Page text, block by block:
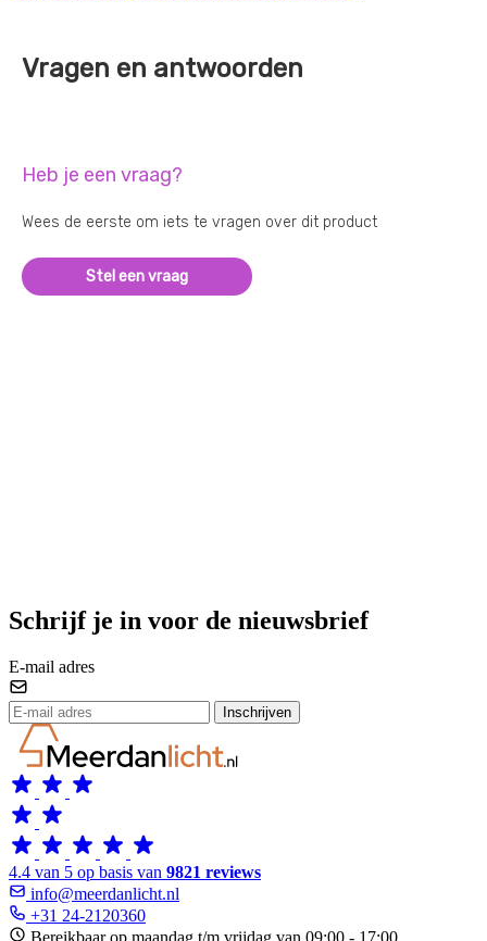
Vragen en antwoorden
Heb je een vraag?
Wees de eerste om iets te vragen over dit product
Stel een vraag
Schrijf je in voor de nieuwsbrief
E-mail adres
Inschrijven
4.4 van 5 op basis van 9821 reviews
info@meerdanlicht.nl
+31 24-2120360
Bereikbaar op maandag t/m vrijdag van 09:00 - 17:00